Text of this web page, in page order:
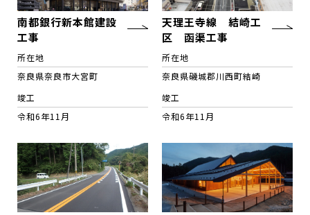
南都銀行新本館建設
工事
所在地
奈良県奈良市大宮町
竣工
令和6年11月
天理王寺線 結崎工
区 函渠工事
所在地
奈良県磯城郡川西町結崎
竣工
令和6年11月